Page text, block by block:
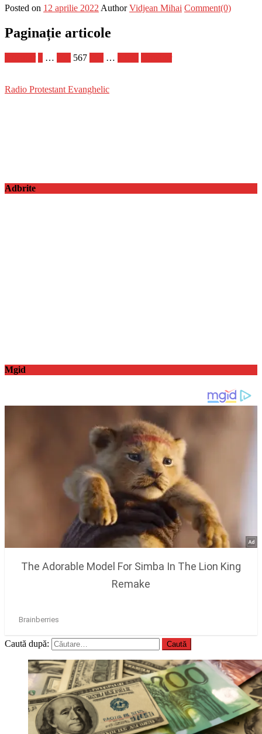
Posted on 12 aprilie 2022 Author Vidjean Mihai Comment(0)
Paginație articole
… 567 …
Radio Protestant Evanghelic
Adbrite
Mgid
Caută după: